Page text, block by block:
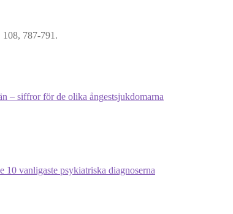
787-791.
– siffror för de olika ångestsjukdomarna
10 vanligaste psykiatriska diagnoserna